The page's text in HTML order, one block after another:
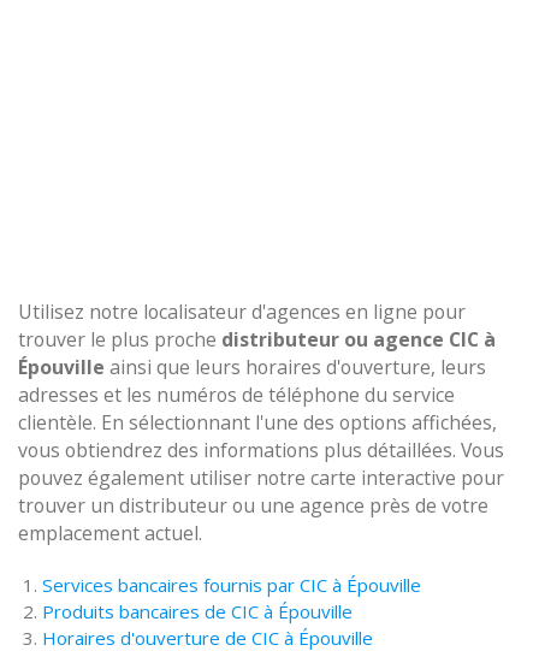
Utilisez notre localisateur d'agences en ligne pour
trouver le plus proche distributeur ou agence CIC à
Épouville ainsi que leurs horaires d'ouverture, leurs
adresses et les numéros de téléphone du service
clientèle. En sélectionnant l'une des options affichées,
vous obtiendrez des informations plus détaillées. Vous
pouvez également utiliser notre carte interactive pour
trouver un distributeur ou une agence près de votre
emplacement actuel.
Services bancaires fournis par CIC à Épouville
Produits bancaires de CIC à Épouville
Horaires d'ouverture de CIC à Épouville